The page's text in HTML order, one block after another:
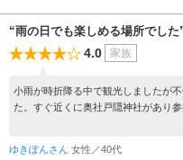
“雨の日でも楽しめる場所でした
4.0 家族
小雨が時折降る中で観光しましたが
た。すぐ近くに奥社戸隠神社があり
ゆきぽんさん 女性／40代